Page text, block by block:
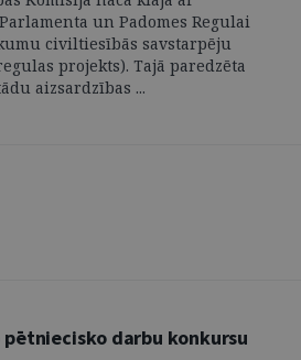
un Padomes Regulai
civiltiesībās savstarpēju
projekts). Tajā paredzēta
aizsardzības ...
darbu konkursu